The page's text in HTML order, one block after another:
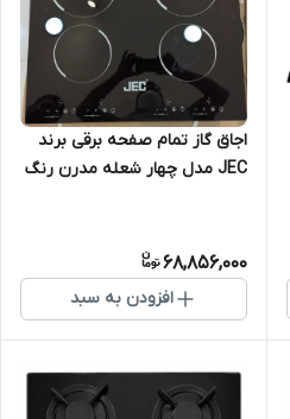
اجاق گاز تمام صفحه برقی برند
JEC مدل چهار شعله مدرن رنگ
68,856,000
افزودن به سبد